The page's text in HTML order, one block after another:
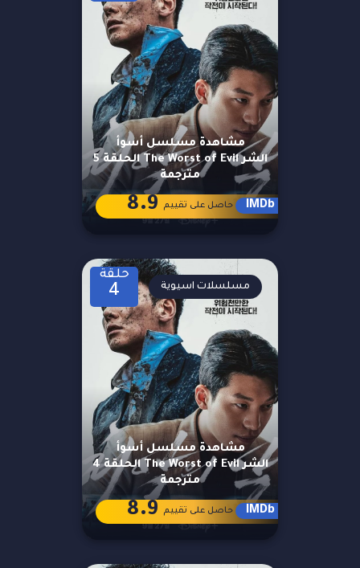
مشاهدة مسلسل أسوأ
الشر The Worst of Evil الحلقة 5
مترجمة
IMDb حاصل على تقييم 8.9
حلقة
4
مشاهدة مسلسل أسوأ
الشر The Worst of Evil الحلقة 4
مترجمة
مسلسلات اسيوية
IMDb حاصل على تقييم 8.9